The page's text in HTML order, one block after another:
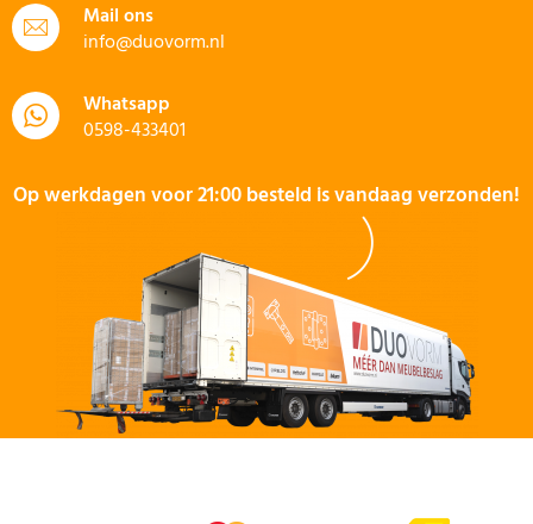
Mail ons
info@duovorm.nl
Whatsapp
0598-433401
Op werkdagen voor 21:00 besteld is vandaag verzonden!